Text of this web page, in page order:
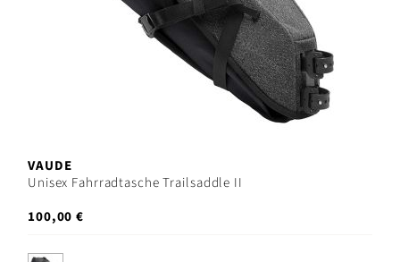
VAUDE
Unisex Fahrradtasche Trailsaddle II
100,00 €